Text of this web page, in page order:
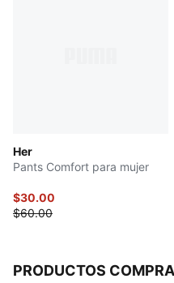
Her
Pants Comfort para mujer
$30.00
$60.00
PRODUCTOS